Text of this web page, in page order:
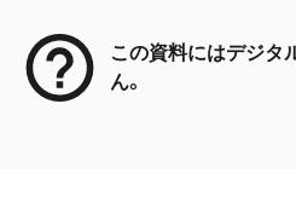
この資料にはデジタ
ん。